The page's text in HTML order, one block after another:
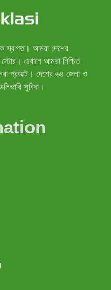
আমরা দেশের
এখানে আমরা নিশ্চিত
প্রডাক্ট। দেশের ৬৪ জেলা ও
সুবিধা।